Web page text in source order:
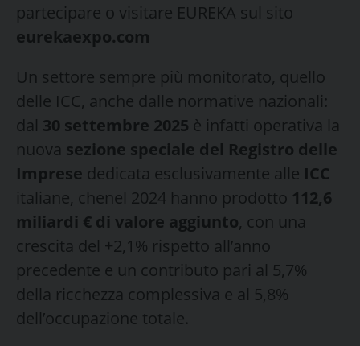
partecipare o visitare EUREKA sul sito
eurekaexpo.com
Un settore sempre più monitorato, quello
delle ICC, anche dalle normative nazionali:
dal 30 settembre 2025 è infatti operativa la
nuova sezione speciale del Registro delle
Imprese dedicata esclusivamente alle ICC
italiane, chenel 2024 hanno prodotto 112,6
miliardi € di valore aggiunto, con una
crescita del +2,1% rispetto all’anno
precedente e un contributo pari al 5,7%
della ricchezza complessiva e al 5,8%
dell’occupazione totale.